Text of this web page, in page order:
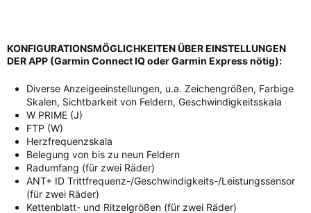
KONFIGURATIONSMÖGLICHKEITEN ÜBER EINSTELLUNGEN
DER APP (Garmin Connect IQ oder Garmin Express nötig):
Diverse Anzeigeeinstellungen, u.a. Zeichengrößen, Farbige
Skalen, Sichtbarkeit von Feldern, Geschwindigkeitsskala
W PRIME (J)
FTP (W)
Herzfrequenzskala
Belegung von bis zu neun Feldern
Radumfang (für zwei Räder)
ANT+ ID Trittfrequenz-/Geschwindigkeits-/Leistungssensor
(für zwei Räder)
Kettenblatt- und Ritzelgrößen (für zwei Räder)